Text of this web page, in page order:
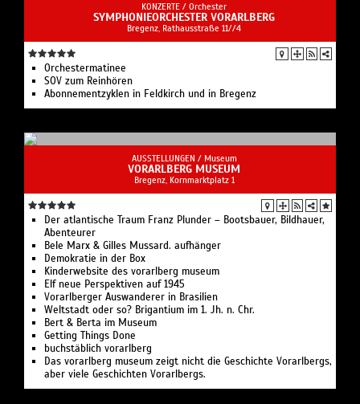
KONZERTE / Orchester
SYMPHONIEORCHESTER VORARLBERG
Bregenz, Rathausstraße 11//4
Orchestermatinee
SOV zum Reinhören
Abonnementzyklen in Feldkirch und in Bregenz
AUSSTELLUNGEN / Museum
VORARLBERG MUSEUM
Bregenz, Kornmarktplatz 1
Der atlantische Traum Franz Plunder – Bootsbauer, Bildhauer,
Abenteurer
Bele Marx & Gilles Mussard. aufhänger
Demokratie in der Box
Kinderwebsite des vorarlberg museum
Elf neue Perspektiven auf 1945
Vorarlberger Auswanderer in Brasilien
Weltstadt oder so? Brigantium im 1. Jh. n. Chr.
Bert & Berta im Museum
Getting Things Done
buchstäblich vorarlberg
Das vorarlberg museum zeigt nicht die Geschichte Vorarlbergs,
aber viele Geschichten Vorarlbergs.